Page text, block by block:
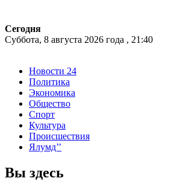
Сегодня
Суббота, 8 августа 2026 года , 21:40
Новости 24
Политика
Экономика
Общество
Спорт
Культура
Происшествия
Ялумд’’
Вы здесь